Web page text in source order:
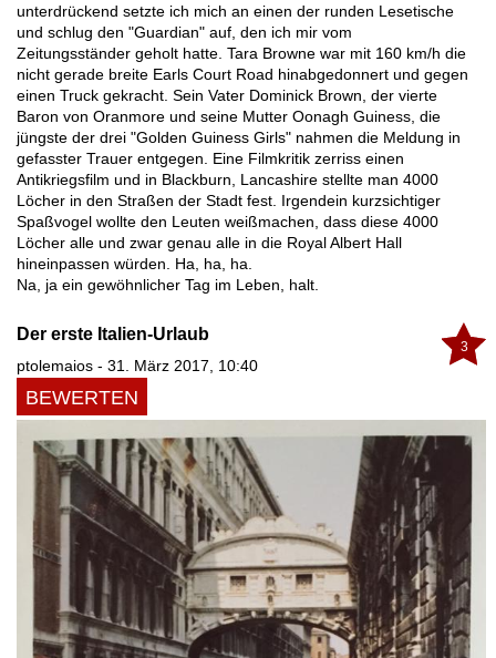
unterdrückend setzte ich mich an einen der runden Lesetische
und schlug den "Guardian" auf, den ich mir vom
Zeitungsständer geholt hatte. Tara Browne war mit 160 km/h die
nicht gerade breite Earls Court Road hinabgedonnert und gegen
einen Truck gekracht. Sein Vater Dominick Brown, der vierte
Baron von Oranmore und seine Mutter Oonagh Guiness, die
jüngste der drei "Golden Guiness Girls" nahmen die Meldung in
gefasster Trauer entgegen. Eine Filmkritik zerriss einen
Antikriegsfilm und in Blackburn, Lancashire stellte man 4000
Löcher in den Straßen der Stadt fest. Irgendein kurzsichtiger
Spaßvogel wollte den Leuten weißmachen, dass diese 4000
Löcher alle und zwar genau alle in die Royal Albert Hall
hineinpassen würden. Ha, ha, ha.
Na, ja ein gewöhnlicher Tag im Leben, halt.
3
Der erste Italien-Urlaub
ptolemaios - 31. März 2017, 10:40
BEWERTEN